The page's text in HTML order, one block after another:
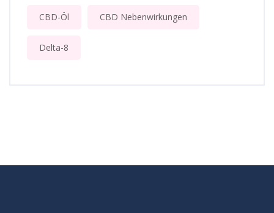
CBD-Öl CBD Nebenwirkungen
Delta-8